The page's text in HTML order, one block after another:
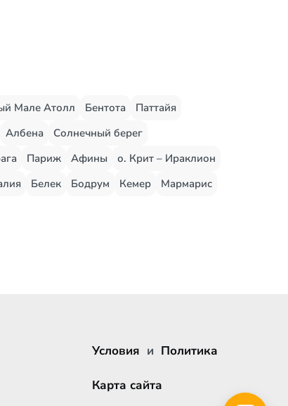
Мале Атолл Бентота
Паттайя
Албена
Солнечный берег
Париж Афины
о. Крит – Ираклион
Белек Бодрум Кемер Мармарис
Условия и Политика
Карта сайта